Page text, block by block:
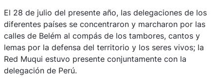
El 28 de julio del presente año, las delegaciones de los
diferentes países se concentraron y marcharon por las
calles de Belém al compás de los tambores, cantos y
lemas por la defensa del territorio y los seres vivos; la
Red Muqui estuvo presente conjuntamente con la
delegación de Perú.